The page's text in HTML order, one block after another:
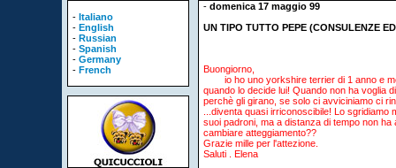
- Italiano
- English
- Russian
- Spanish
- Germany
- French
- domenica 17 maggio 99
UN TIPO TUTTO PEPE (CONSULENZE
Buongiorno,
io ho uno yorkshire terrier di 1 anno e
quando lo decide lui! Quando non ha voglia
perchè gli girano, se solo ci avviciniamo ci
...diventa quasi irriconoscibile! Lo
suoi padroni, ma a distanza di tempo non
cambiare atteggiamento??
Grazie mille per l'attezione.
Saluti .
Elena